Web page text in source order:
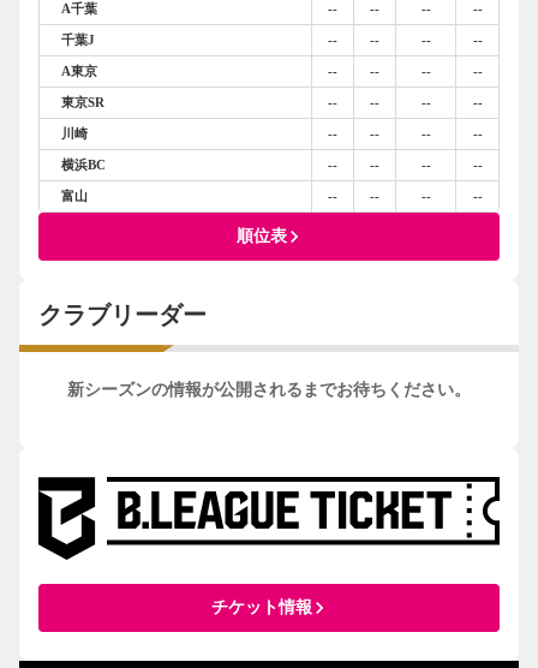
A千葉 -- -- -- --
千葉J -- -- -- --
A東京 -- -- -- --
東京SR -- -- -- --
川崎 -- -- -- --
横浜BC -- -- -- --
富山 -- -- -- --
順位表keyboard_arrow_right
クラブリーダー
新シーズンの情報が公開されるまでお待ちください。
チケット情報keyboard_arrow_right